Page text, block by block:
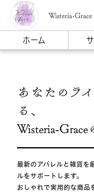
Wisteria-Grace
ホーム
あなたのラ
る、
Wisteria-
最新のアパレルと雑貨を
ルをサポートします。
おしゃれで実用的な商品